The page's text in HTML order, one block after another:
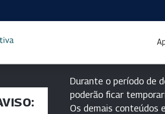
Durante o período de
poderão ficar
Os demais conteúdos